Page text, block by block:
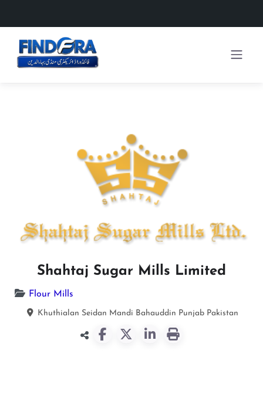
Shahtaj Sugar Mills Limited
Flour Mills
Khuthialan Seidan Mandi Bahauddin Punjab Pakistan